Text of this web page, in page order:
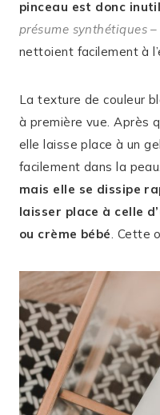
pinceau est donc
présume synthétiques
nettoient facilement à
La texture de couleur
à première vue. Après
elle laisse place à un
facilement dans la peau.
mais elle se dissipe
laisser place à celle
ou crème bébé. Cette